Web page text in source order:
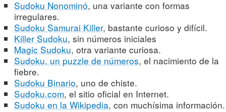
Sudoku Nonominó, una variante con formas
irregulares.
Sudoku Samurai Killer, bastante curioso y difícil.
Killer Sudoku, sin números iniciales
Magic Sudoku, otra variante curiosa.
Sudoku, un puzzle de números, el nacimiento de la
fiebre.
Sudoku Binario, uno de chiste.
Sudoku.com, el sitio oficial en Internet.
Sudoku en la Wikipedia, con muchísima información.